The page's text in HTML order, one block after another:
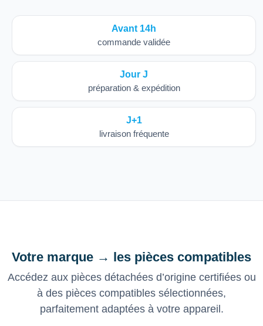
Avant 14h
commande validée
Jour J
préparation & expédition
J+1
livraison fréquente
Votre marque → les pièces compatibles
Accédez aux pièces détachées d’origine certifiées ou
à des pièces compatibles sélectionnées,
parfaitement adaptées à votre appareil.